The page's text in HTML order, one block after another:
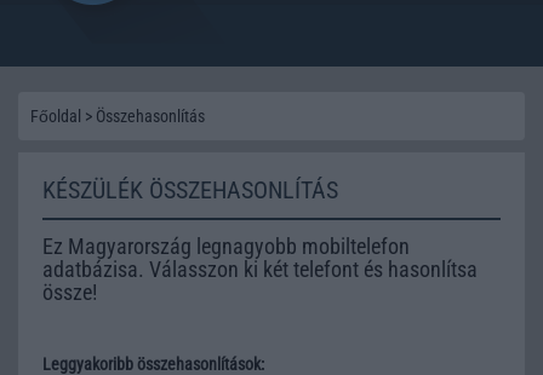
Főoldal > Összehasonlítás
KÉSZÜLÉK ÖSSZEHASONLÍTÁS
Ez Magyarország legnagyobb mobiltelefon
adatbázisa. Válasszon ki két telefont és hasonlítsa
össze!
Leggyakoribb összehasonlítások: